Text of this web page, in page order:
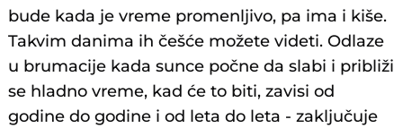
bude kada je vreme promenljivo, pa ima i kiše.
Takvim danima ih češće možete videti. Odlaze
u brumacije kada sunce počne da slabi i približi
se hladno vreme, kad će to biti, zavisi od
godine do godine i od leta do leta - zaključuje